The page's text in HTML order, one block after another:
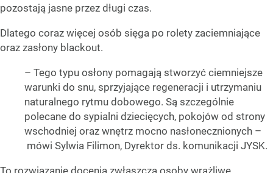
pozostają jasne przez długi czas.
Dlatego coraz więcej osób sięga po rolety zaciemniające
oraz zasłony blackout.
– Tego typu osłony pomagają stworzyć ciemniejsze
warunki do snu, sprzyjające regeneracji i utrzymaniu
naturalnego rytmu dobowego. Są szczególnie
polecane do sypialni dziecięcych, pokojów od strony
wschodniej oraz wnętrz mocno nasłonecznionych –
mówi Sylwia Filimon, Dyrektor ds. komunikacji JYSK.
To rozwiązanie docenią zwłaszcza osoby wrażliwe